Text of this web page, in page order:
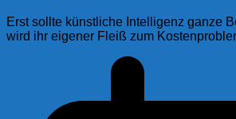
Erst sollte künstliche Intelligenz ganze
wird ihr eigener Fleiß zum